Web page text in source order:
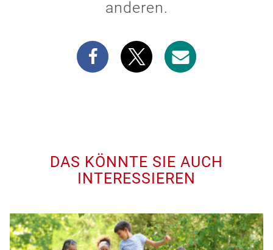
anderen.
DAS KÖNNTE SIE AUCH
INTERESSIEREN